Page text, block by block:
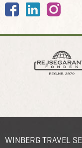
WINBERG TRAVEL